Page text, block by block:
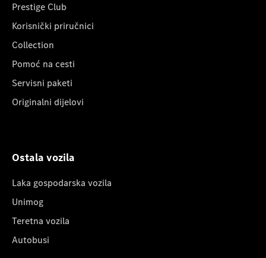
Prestige Club
Korisnički priručnici
Collection
Pomoć na cesti
Servisni paketi
Originalni dijelovi
Ostala vozila
Laka gospodarska vozila
Unimog
Teretna vozila
Autobusi